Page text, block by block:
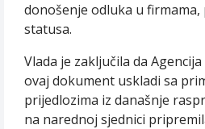
donošenje odluka u
statusa.
Vlada je zaključila da
ovaj dokument uskladi sa
prijedlozima iz današnje
na narednoj sjednici